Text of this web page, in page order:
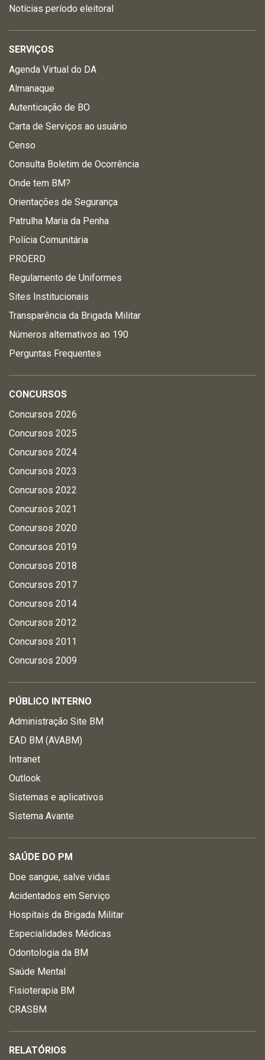
Notícias período eleitoral
SERVIÇOS
Agenda Virtual do DA
Almanaque
Autenticação de BO
Carta de Serviços ao usuário
Censo
Consulta Boletim de Ocorrência
Onde tem BM?
Orientações de Segurança
Patrulha Maria da Penha
Polícia Comunitária
PROERD
Regulamento de Uniformes
Sites Institucionais
Transparência da Brigada Militar
Números alternativos ao 190
Perguntas Frequentes
CONCURSOS
Concursos 2026
Concursos 2025
Concursos 2024
Concursos 2023
Concursos 2022
Concursos 2021
Concursos 2020
Concursos 2019
Concursos 2018
Concursos 2017
Concursos 2014
Concursos 2012
Concursos 2011
Concursos 2009
PÚBLICO INTERNO
Administração Site BM
EAD BM (AVABM)
Intranet
Outlook
Sistemas e aplicativos
Sistema Avante
SAÚDE DO PM
Doe sangue, salve vidas
Acidentados em Serviço
Hospitais da Brigada Militar
Especialidades Médicas
Odontologia da BM
Saúde Mental
Fisioterapia BM
CRASBM
RELATÓRIOS